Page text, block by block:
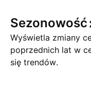
Sezonowość
Wyświetla zmiany
poprzednich lat w
się trendów.